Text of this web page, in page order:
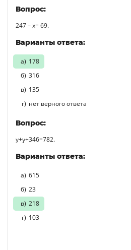
Вопрос:
247 – х= 69.
Варианты ответа:
178
316
135
нет верного ответа
Вопрос:
у+у+346=782.
Варианты ответа:
615
23
218
103